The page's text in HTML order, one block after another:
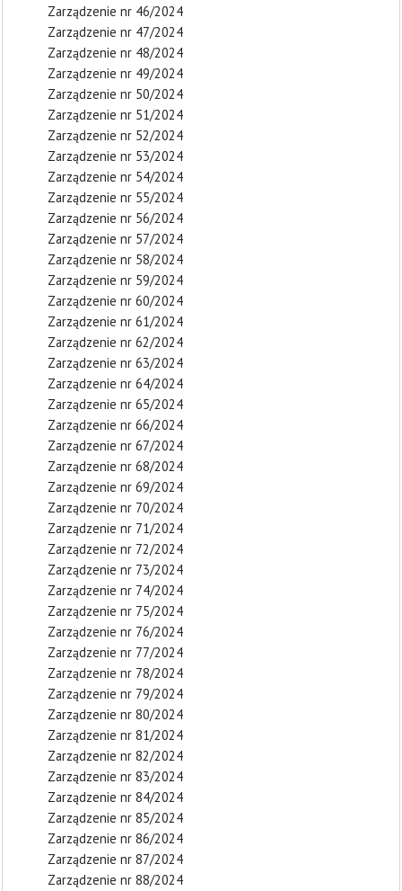
Zarządzenie nr 46/2024
Zarządzenie nr 47/2024
Zarządzenie nr 48/2024
Zarządzenie nr 49/2024
Zarządzenie nr 50/2024
Zarządzenie nr 51/2024
Zarządzenie nr 52/2024
Zarządzenie nr 53/2024
Zarządzenie nr 54/2024
Zarządzenie nr 55/2024
Zarządzenie nr 56/2024
Zarządzenie nr 57/2024
Zarządzenie nr 58/2024
Zarządzenie nr 59/2024
Zarządzenie nr 60/2024
Zarządzenie nr 61/2024
Zarządzenie nr 62/2024
Zarządzenie nr 63/2024
Zarządzenie nr 64/2024
Zarządzenie nr 65/2024
Zarządzenie nr 66/2024
Zarządzenie nr 67/2024
Zarządzenie nr 68/2024
Zarządzenie nr 69/2024
Zarządzenie nr 70/2024
Zarządzenie nr 71/2024
Zarządzenie nr 72/2024
Zarządzenie nr 73/2024
Zarządzenie nr 74/2024
Zarządzenie nr 75/2024
Zarządzenie nr 76/2024
Zarządzenie nr 77/2024
Zarządzenie nr 78/2024
Zarządzenie nr 79/2024
Zarządzenie nr 80/2024
Zarządzenie nr 81/2024
Zarządzenie nr 82/2024
Zarządzenie nr 83/2024
Zarządzenie nr 84/2024
Zarządzenie nr 85/2024
Zarządzenie nr 86/2024
Zarządzenie nr 87/2024
Zarządzenie nr 88/2024